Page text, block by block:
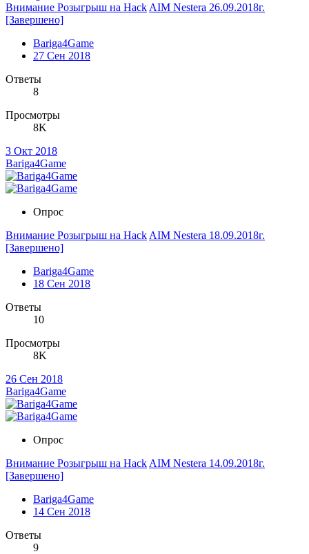
Внимание Розыгрыш на Hack AIM Nestera 26.09.2018г.
[Завершено]
Bariga4Game
27 Сен 2018
Ответы
8
Просмотры
8K
3 Окт 2018
Bariga4Game
Опрос
Внимание Розыгрыш на Hack AIM Nestera 18.09.2018г.
[Завершено]
Bariga4Game
18 Сен 2018
Ответы
10
Просмотры
8K
26 Сен 2018
Bariga4Game
Опрос
Внимание Розыгрыш на Hack AIM Nestera 14.09.2018г.
[Завершено]
Bariga4Game
14 Сен 2018
Ответы
9